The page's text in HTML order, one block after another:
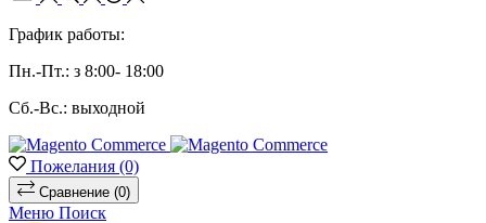
График работы:
Пн.-Пт.: з 8:00- 18:00
Сб.-Вс.: выходной
Пожелания (0)
Сравнение (0)
Меню Поиск